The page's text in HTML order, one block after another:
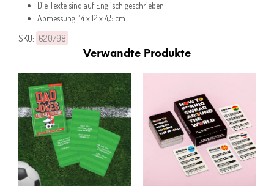
Die Texte sind auf Englisch geschrieben
Abmessung: 14 x 12 x 4,5 cm
SKU: 620798
Verwandte Produkte